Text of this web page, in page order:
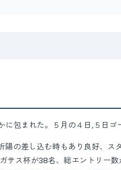
包まれた。５月の４日,５日
陽の差し込む時もあり良好、
サス杯が38名、総エントリー